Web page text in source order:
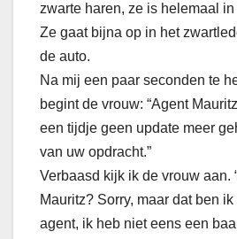
zwarte haren, ze is helemaal
Ze gaat bijna op in het
de auto.
Na mij een paar seconden te
begint de vrouw: “Agent
een tijdje geen update meer
van uw opdracht.”
Verbaasd kijk ik de vrouw aan.
Mauritz? Sorry, maar dat ben
agent, ik heb niet eens een